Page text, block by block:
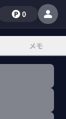
0
メモ